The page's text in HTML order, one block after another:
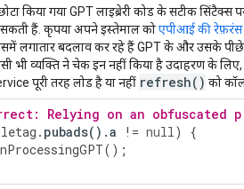
किया गया GPT लाइब्रेरी कोड के सटीक
हैं. कृपया अपने इस्तेमाल कोएपीआई की रेफ़रंस
लगातार बदलाव कर रहे हैं GPT के और उसके पीछे
भी व्यक्ति ने चेक इन नहीं किया है उदाहरण के लिए,
पूरी तरह लोड है या नहीं refresh( ) को
Relying on an obfuscated
. pubads().a ! = null)
{
();